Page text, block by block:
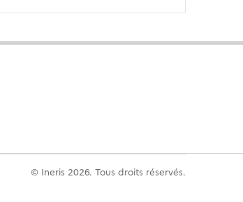
© Ineris 2026. Tous droits réservés.